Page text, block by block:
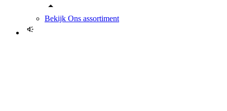
Bekijk Ons assortiment